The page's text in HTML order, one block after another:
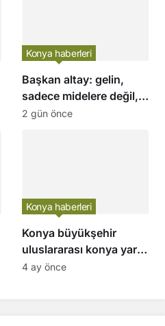
Başkan altay: gelin,
sadece midelere değil,
ruhlara da hitap eden
Konya haberleri
2 gün önce
Konya büyükşehir
uluslararası konya yarı
maratonu kapsamında
Konya haberleri
4 ay önce